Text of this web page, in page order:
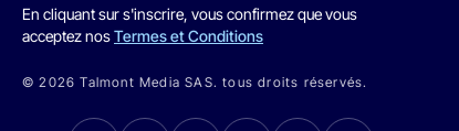
En cliquant sur s'inscrire, vous confirmez que vous
acceptez nosTermes et Conditions
© 2026 Talmont Media SAS. tous droits réservés.